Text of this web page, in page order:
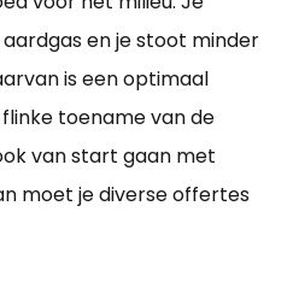
en je stoot minder
is een optimaal
toename van de
van start gaan met
moet je diverse offertes